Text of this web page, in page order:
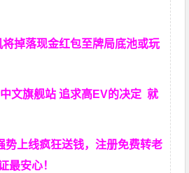
掉落现金红包至牌局底池或玩
文旗舰站 追求高EV的决定就
势上线疯狂送钱，注册免费转老
最安心！